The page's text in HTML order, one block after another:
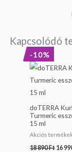
Kapcsolódó
-10%
doTERRA
Turmeric
15 ml
Akciós
18 890Ft
was:
890
16